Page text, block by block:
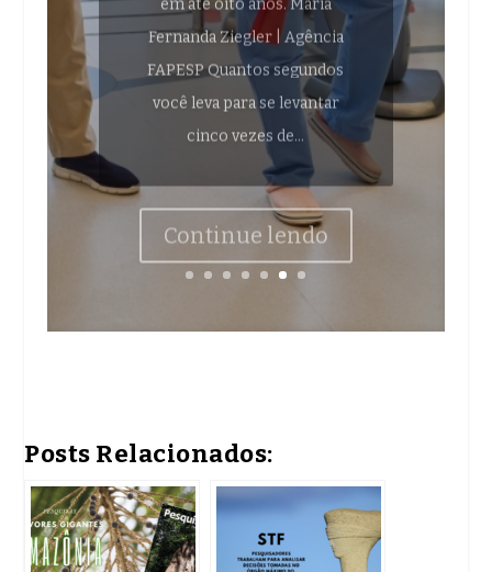
FAPESP Quantos segundos
você leva para se levantar
cinco vezes de...
Continue lendo
Posts Relacionados: